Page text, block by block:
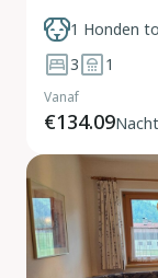
1 Honden
3
1
Vanaf
€134.09Nacht